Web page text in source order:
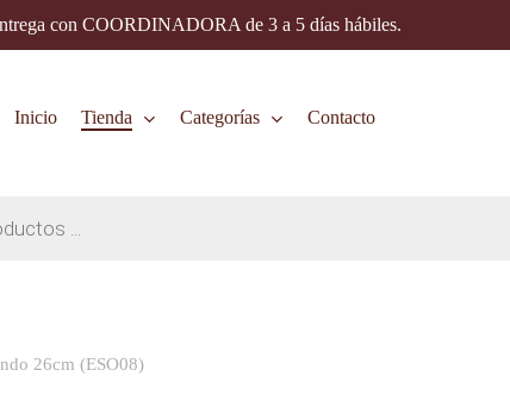
con COORDINADORA de 3 a 5 días hábiles.
Inicio Tienda Categorías Contacto
26cm (ESO08)